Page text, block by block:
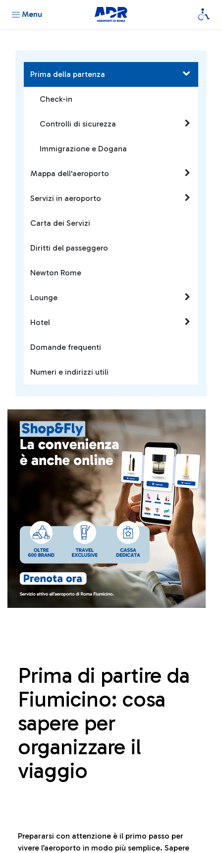
Menu
Prima di partire da
Fiumicino: cosa
sapere per
organizzare il
viaggio
Prepararsi con attenzione è il primo passo per
vivere l’aeroporto in modo più semplice. Sapere
Prima della partenza
Check-in
Controlli di sicurezza
Immigrazione e Dogana
Mappa dell'aeroporto
Servizi in aeroporto
Carta dei Servizi
Diritti del passeggero
Newton Rome
Lounge
Hotel
Domande frequenti
Numeri e indirizzi utili